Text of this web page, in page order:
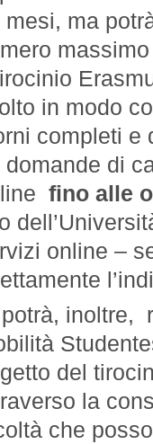
mesi, ma
in modo
completi e
domande di
fino alle
online –
inoltre,
del
la
che